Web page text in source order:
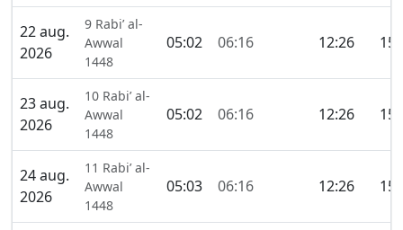
22 aug.
2026
9 Rabi’ al-
Awwal
1448
05:02 06:16 12:26
23 aug.
2026
10 Rabi’ al-
Awwal
1448
05:02 06:16 12:26
24 aug.
2026
11 Rabi’ al-
Awwal
1448
05:03 06:16 12:26